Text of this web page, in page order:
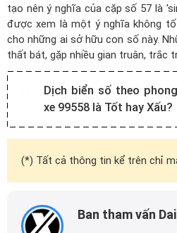
tạo nên ý nghĩa của cặp số 57 là
được xem là một ý nghĩa không
cho những ai sở hữu con số này.
thất bát, gặp nhiều gian truân, trắc
Dịch biển số theo
xe 99558 là Tốt hay Xấu?
(*) Tất cả thông tin kể trên chỉ
Ban tham vấn